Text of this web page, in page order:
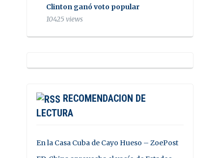
Clinton ganó voto popular
10425 views
RECOMENDACION DE
LECTURA
En la Casa Cuba de Cayo Hueso – ZoePost